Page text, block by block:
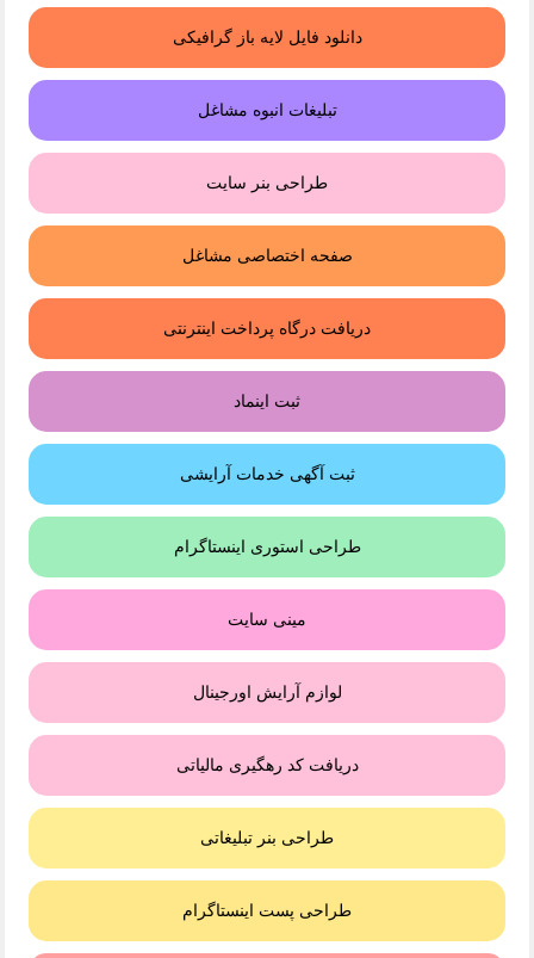
دانلود فایل لایه باز گرافیکی
تبلیغات انبوه مشاغل
طراحی بنر سایت
صفحه اختصاصی مشاغل
دریافت درگاه پرداخت اینترنتی
ثبت اینماد
ثبت آگهی خدمات آرایشی
طراحی استوری اینستاگرام
مینی سایت
لوازم آرایش اورجینال
دریافت کد رهگیری مالیاتی
طراحی بنر تبلیغاتی
طراحی پست اینستاگرام